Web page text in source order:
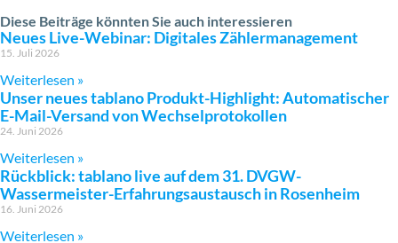
Diese Beiträge könnten Sie auch interessieren
Neues Live-Webinar: Digitales Zählermanagement
15. Juli 2026
Weiterlesen »
Unser neues tablano Produkt-Highlight: Automatischer
E-Mail-Versand von Wechselprotokollen
24. Juni 2026
Weiterlesen »
Rückblick: tablano live auf dem 31. DVGW-
Wassermeister-Erfahrungsaustausch in Rosenheim
16. Juni 2026
Weiterlesen »